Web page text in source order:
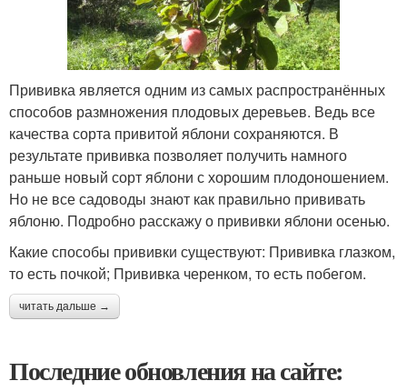
Прививка является одним из самых распространённых
способов размножения плодовых деревьев. Ведь все
качества сорта привитой яблони сохраняются. В
результате прививка позволяет получить намного
раньше новый сорт яблони с хорошим плодоношением.
Но не все садоводы знают как правильно прививать
яблоню. Подробно расскажу о прививки яблони осенью.
Какие способы прививки существуют: Прививка глазком,
то есть почкой; Прививка черенком, то есть побегом.
читать дальше →
Последние обновления на сайте: